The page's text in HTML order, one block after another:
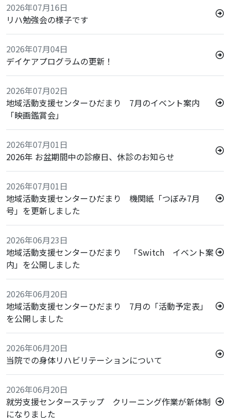
2026年07月16日
リハ勉強会の様子です
2026年07月04日
デイケアプログラムの更新！
2026年07月02日
地域活動支援センターひだまり 7月のイベント案内
「映画鑑賞会」
2026年07月01日
2026年 お盆期間中の診療日、休診のお知らせ
2026年07月01日
地域活動支援センターひだまり 機関紙「つぼみ7月
号」を更新しました
2026年06月23日
地域活動支援センターひだまり 「Switch イベント案
内」を公開しました
2026年06月20日
地域活動支援センターひだまり 7月の「活動予定表」
を公開しました
2026年06月20日
当院での身体リハビリテーションについて
2026年06月20日
就労支援センターステップ クリーニング作業が新体制
になりました